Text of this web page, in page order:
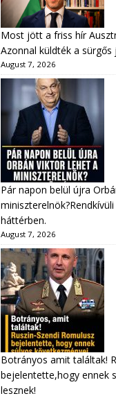
Most jött a friss hír
Azonnal küldték a sürgős
August 7, 2026
Pár napon belül újra
háttérben.
August 7, 2026
Botrányos amit találtak!
bejelentette,hogy ennek
lesznek!